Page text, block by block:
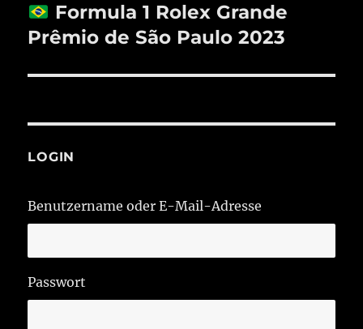
Nächster
Beitrag:
Formula 1 Rolex Grande
Prêmio de São Paulo 2023
LOGIN
Benutzername oder E-Mail-Adresse
Passwort